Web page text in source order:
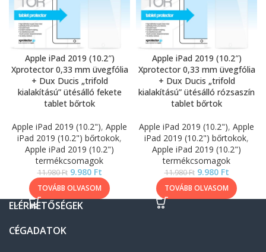
Apple iPad 2019 (10.2″)
Xprotector 0,33 mm üvegfólia
+ Dux Ducis „trifold
kialakítású” ütésálló fekete
tablet bőrtok
Apple iPad 2019 (10.2"), Apple
iPad 2019 (10.2") bőrtokok,
Apple iPad 2019 (10.2")
termékcsomagok
11.980Ft 9.980 Ft
TOVÁBB OLVASOM
Apple iPad 2019 (10.2″)
Xprotector 0,33 mm üvegfólia
+ Dux Ducis „trifold
kialakítású” ütésálló rózsaszín
tablet bőrtok
Apple iPad 2019 (10.2"), Apple
iPad 2019 (10.2") bőrtokok,
Apple iPad 2019 (10.2")
termékcsomagok
11.980Ft 9.980 Ft
TOVÁBB OLVASOM
ELÉRHETŐSÉGEK
CÉGADATOK